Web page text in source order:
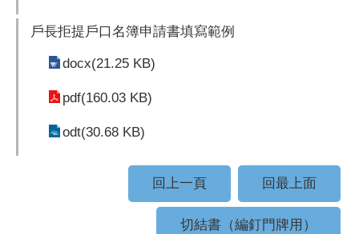
戶長拒提戶口名簿申請書填寫範例
docx(21.25 KB)
pdf(160.03 KB)
odt(30.68 KB)
回上一頁 回最上面
切結書（編釘門牌用）